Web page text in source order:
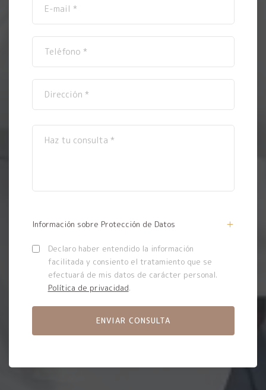
Información sobre Protección de Datos
Declaro haber entendido la información
facilitada y consiento el tratamiento que se
efectuará de mis datos de carácter personal.
Política de privacidad.